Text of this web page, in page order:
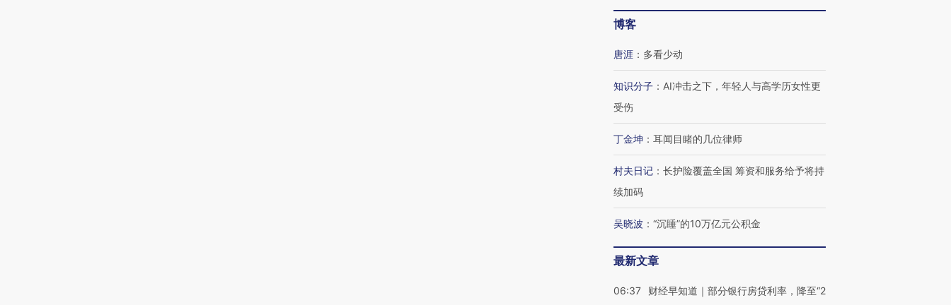
博客
唐涯 ： 多看少动
知识分子 ： AI冲击之下，年轻人与高学历女性更
受伤
丁金坤 ： 耳闻目睹的几位律师
村夫日记 ： 长护险覆盖全国 筹资和服务给予将持
续加码
吴晓波 ： “沉睡”的10万亿元公积金
最新文章
06:37
财经早知道｜部分银行房贷利率，降至“2